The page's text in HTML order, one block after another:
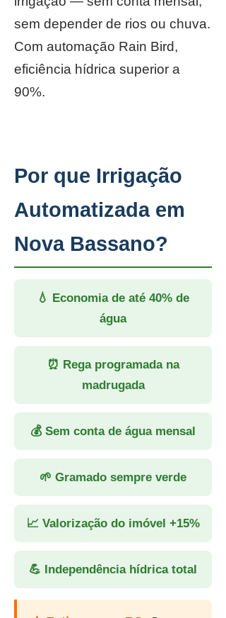
sem depender de rios ou chuva.
Com automação Rain Bird,
eficiência hídrica superior a
90%.
Por que Irrigação
Automatizada em
Nova Bassano?
💧 Economia de até 40% de
água
⏰ Rega programada na
madrugada
💰 Sem conta de água mensal
🌱 Gramado sempre verde
📈 Valorização do imóvel +15%
💪 Independência hídrica total